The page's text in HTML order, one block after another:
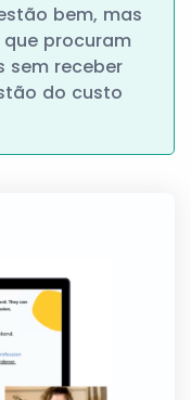
bem, mas
procuram
sem receber
do custo